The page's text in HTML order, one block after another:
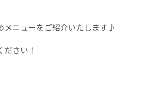
メニューをご紹介いたします♪
さい！